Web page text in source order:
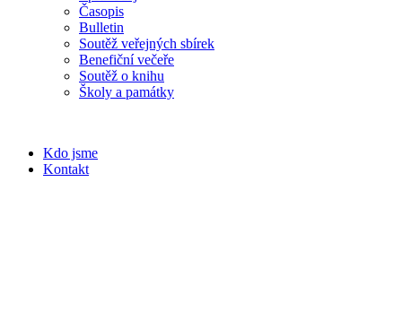
Časopis
Bulletin
Soutěž veřejných sbírek
Benefiční večeře
Soutěž o knihu
Školy a památky
Kdo jsme
Kontakt